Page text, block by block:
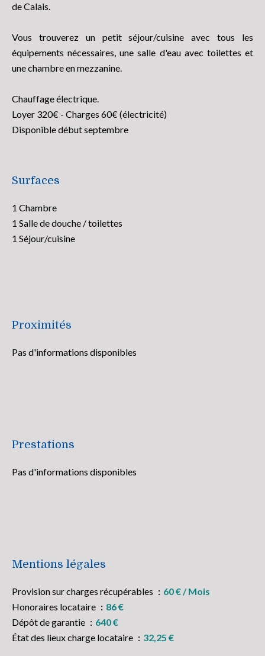
de Calais.
Vous trouverez un petit séjour/cuisine avec tous les
équipements nécessaires, une salle d'eau avec toilettes et
une chambre en mezzanine.
Chauffage électrique.
Loyer 320€ - Charges 60€ (électricité)
Disponible début septembre
Surfaces
1 Chambre
1 Salle de douche / toilettes
1 Séjour/cuisine
Proximités
Pas d'informations disponibles
Prestations
Pas d'informations disponibles
Mentions légales
Provision sur charges récupérables
60 € / Mois
Honoraires locataire
86 €
Dépôt de garantie
640 €
État des lieux charge locataire
32,25 €